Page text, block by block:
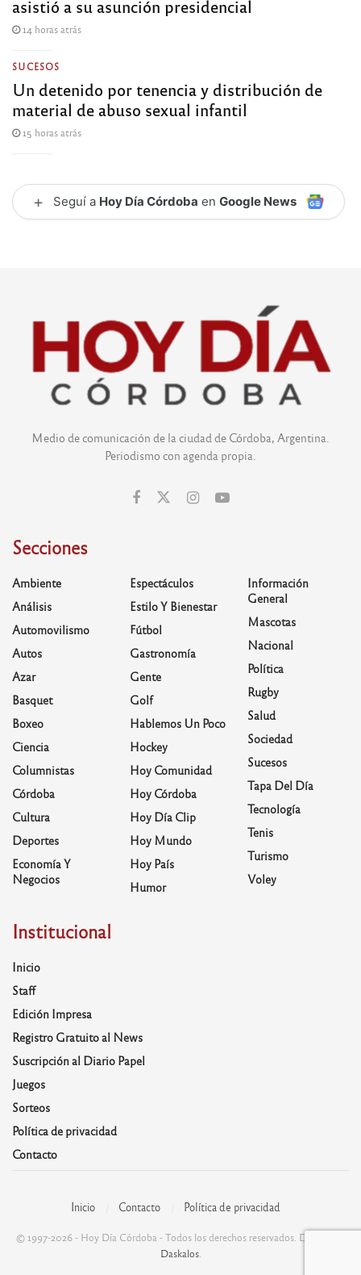
asistió a su asunción presidencial
14 horas atrás
SUCESOS
Un detenido por tenencia y distribución de
material de abuso sexual infantil
15 horas atrás
+ Seguí a Hoy Día Córdoba en Google News
Medio de comunicación de la ciudad de Córdoba, Argentina.
Periodismo con agenda propia.
Secciones
Ambiente
Análisis
Automovilismo
Autos
Azar
Basquet
Boxeo
Ciencia
Columnistas
Córdoba
Cultura
Deportes
Economía Y
Negocios
Espectáculos
Estilo Y Bienestar
Fútbol
Gastronomía
Gente
Golf
Hablemos Un Poco
Hockey
Hoy Comunidad
Hoy Córdoba
Hoy Día Clip
Hoy Mundo
Hoy País
Humor
Información
General
Mascotas
Nacional
Política
Rugby
Salud
Sociedad
Sucesos
Tapa Del Día
Tecnología
Tenis
Turismo
Voley
Institucional
Inicio
Staff
Edición Impresa
Registro Gratuito al News
Suscripción al Diario Papel
Juegos
Sorteos
Política de privacidad
Contacto
Inicio Contacto Política de privacidad
© 1997-2026 - Hoy Día Córdoba - Todos los derechos reservados. Desarrolla:
Daskalos.